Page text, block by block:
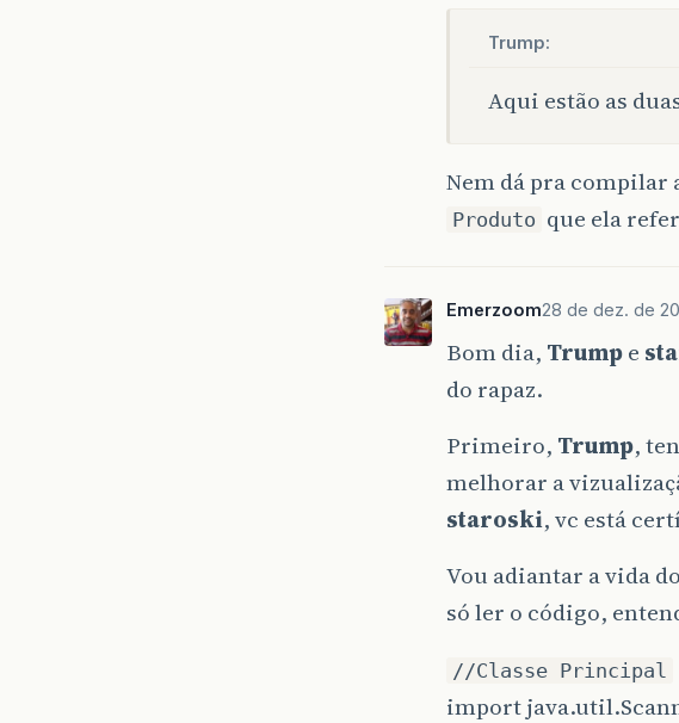
Trump:
Aqui estão as
Nem dá pra compilar
Produto que ela
Emerzoom28 de dez. de
Bom dia, Trumpe
do rapaz.
Primeiro, Trump,
melhorar a
staroski, vc está
Vou adiantar a vida
só ler o código,
//Classe Principal
import